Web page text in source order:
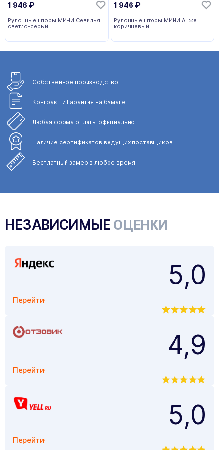
1 946 ₽
Рулонные шторы МИНИ Севилья
светло-серый
1 946 ₽
Рулонные шторы МИНИ Анже
коричневый
Собственное производство
Контракт и Гарантия на бумаге
Любая форма оплаты официально
Наличие сертификатов ведущих поставщиков
Бесплатный замер в любое время
НЕЗАВИСИМЫЕ ОЦЕНКИ
Перейти
5,0
Перейти
4,9
Перейти
5,0